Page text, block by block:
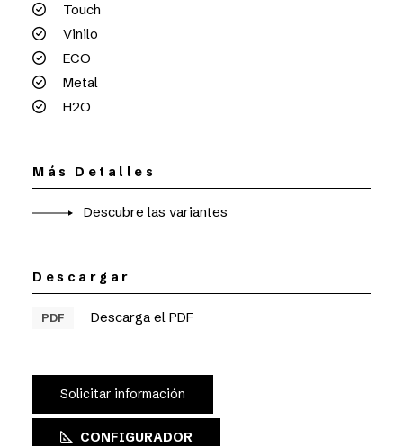
Touch
Vinilo
ECO
Metal
H2O
Más Detalles
Descubre las variantes
Descargar
PDF Descarga el PDF
Solicitar información
CONFIGURADOR